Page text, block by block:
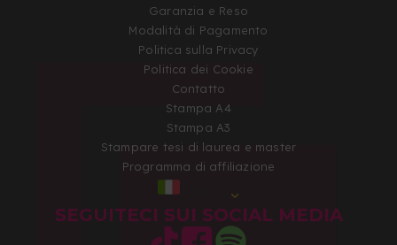
Garanzia e Reso
Modalità di Pagamento
Politica sulla Privacy
Politica dei Cookie
Contatto
Stampa A4
Stampa A3
Stampare tesi di laurea e master
Programma di affiliazione
SEGUITECI SUI SOCIAL MEDIA